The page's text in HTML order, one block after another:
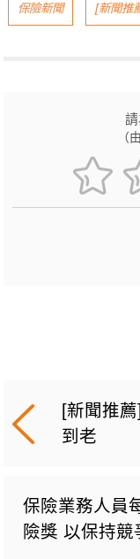
保險新聞 [新聞推
（
[新聞推
到老
保險業務人員
險獎 以保持